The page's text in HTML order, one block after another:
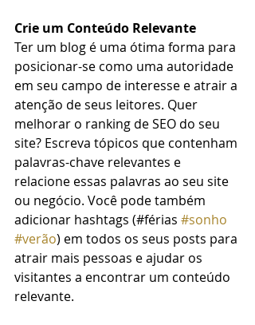
Crie um Conteúdo Relevante
Ter um blog é uma ótima forma para
posicionar-se como uma autoridade
em seu campo de interesse e atrair a
atenção de seus leitores. Quer
melhorar o ranking de SEO do seu
site? Escreva tópicos que contenham
palavras-chave relevantes e
relacione essas palavras ao seu site
ou negócio. Você pode também
adicionar hashtags (#férias #sonho
#verão) em todos os seus posts para
atrair mais pessoas e ajudar os
visitantes a encontrar um conteúdo
relevante.